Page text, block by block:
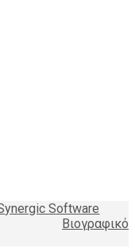
Software
Βιογραφικό